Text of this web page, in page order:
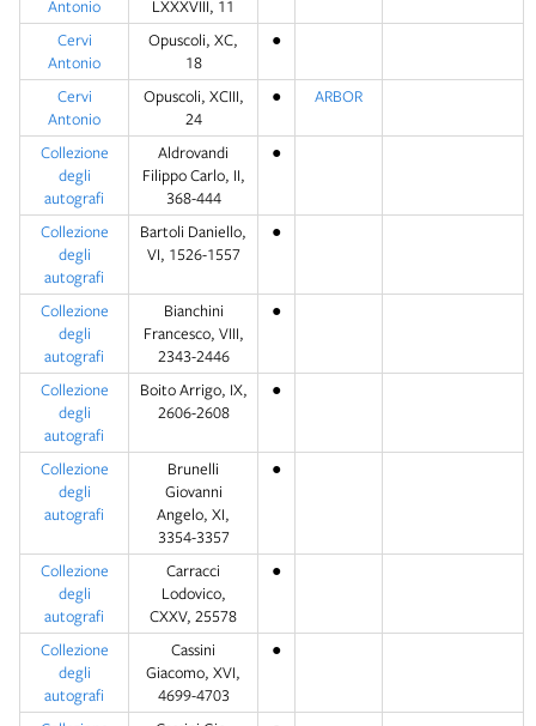
Antonio
LXXXVIII, 11
Cervi
Antonio
Opuscoli, XC,
18
●
Cervi
Antonio
Opuscoli, XCIII,
24
● ARBOR
Collezione
degli
autografi
Aldrovandi
Filippo Carlo, II,
368-444
●
Collezione
degli
autografi
Bartoli Daniello,
VI, 1526-1557
●
Collezione
degli
autografi
Bianchini
Francesco, VIII,
2343-2446
●
Collezione
degli
autografi
Boito Arrigo, IX,
2606-2608
●
Collezione
degli
autografi
Brunelli
Giovanni
Angelo, XI,
3354-3357
●
Collezione
degli
autografi
Carracci
Lodovico,
CXXV, 25578
●
Collezione
degli
autografi
Cassini
Giacomo, XVI,
4699-4703
●